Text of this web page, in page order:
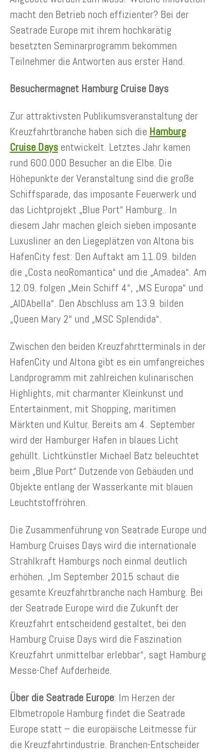
macht den Betrieb noch effizienter? Bei der
Seatrade Europe mit ihrem hochkarätig
besetzten Seminarprogramm bekommen
Teilnehmer die Antworten aus erster Hand.
Besuchermagnet Hamburg Cruise Days
Zur attraktivsten Publikumsveranstaltung der
Kreuzfahrtbranche haben sich die Hamburg
Cruise Days entwickelt. Letztes Jahr kamen
rund 600.000 Besucher an die Elbe. Die
Höhepunkte der Veranstaltung sind die große
Schiffsparade, das imposante Feuerwerk und
das Lichtprojekt „Blue Port“ Hamburg.. In
diesem Jahr machen gleich sieben imposante
Luxusliner an den Liegeplätzen von Altona bis
HafenCity fest: Den Auftakt am 11.09. bilden
die „Costa neoRomantica“ und die „Amadea“. Am
12.09. folgen „Mein Schiff 4“, „MS Europa“ und
„AIDAbella“. Den Abschluss am 13.9. bilden
„Queen Mary 2“ und „MSC Splendida“.
Zwischen den beiden Kreuzfahrtterminals in der
HafenCity und Altona gibt es ein umfangreiches
Landprogramm mit zahlreichen kulinarischen
Highlights, mit charmanter Kleinkunst und
Entertainment, mit Shopping, maritimen
Märkten und Kultur. Bereits am 4. September
wird der Hamburger Hafen in blaues Licht
gehüllt. Lichtkünstler Michael Batz beleuchtet
beim „Blue Port“ Dutzende von Gebäuden und
Objekte entlang der Wasserkante mit blauen
Leuchtstoffröhren.
Die Zusammenführung von Seatrade Europe und
Hamburg Cruises Days wird die internationale
Strahlkraft Hamburgs noch einmal deutlich
erhöhen. „Im September 2015 schaut die
gesamte Kreuzfahrtbranche nach Hamburg. Bei
der Seatrade Europe wird die Zukunft der
Kreuzfahrt entscheidend gestaltet, bei den
Hamburg Cruise Days wird die Faszination
Kreuzfahrt unmittelbar erlebbar“, sagt Hamburg
Messe-Chef Aufderheide.
Über die Seatrade Europe: Im Herzen der
Elbmetropole Hamburg findet die Seatrade
Europe statt – die europäische Leitmesse für
die Kreuzfahrtindustrie. Branchen-Entscheider